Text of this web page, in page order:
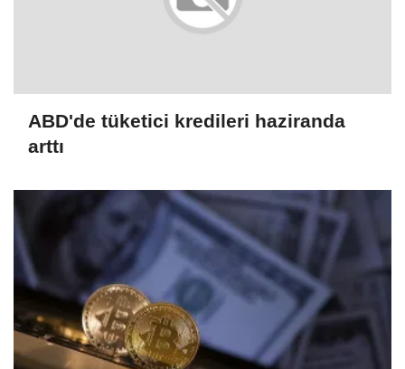
ABD'de tüketici kredileri haziranda
arttı